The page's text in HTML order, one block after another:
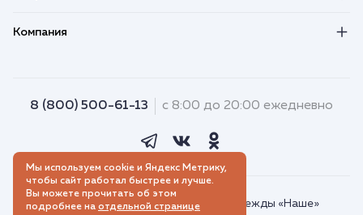
Компания
8 (800) 500-61-13 с 8:00 до 20:00 ежедневно
© 2018–2026. Интернет-магазин одежды «Наше»
Мы используем cookie и Яндекс Метрику,
чтобы сайт работал быстрее и лучше.
Вы можете прочитать об этом
подробнее на отдельной странице